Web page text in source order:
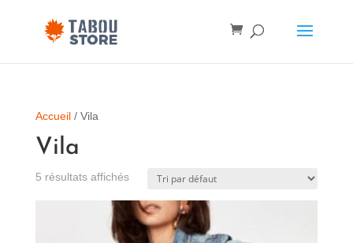
Accueil/ Vila
Vila
5 résultats affichés